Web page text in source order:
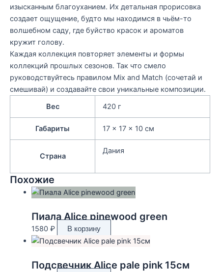
изысканным благоуханием. Их детальная прорисовка
создает ощущение, будто мы находимся в чьём-то
волшебном саду, где буйство красок и ароматов
кружит голову.
Каждая коллекция повторяет элементы и формы
коллекций прошлых сезонов. Так что смело
руководствуйтесь правилом Mix and Match (сочетай и
смешивай) и создавайте свои уникальные композиции.
Вес
420 г
Габариты 17 × 17 × 10 см
Страна
Дания
Похожие
Пиала Alice pinewood green
1580 ₽ В корзину
Подсвечник Alice pale pink 15см